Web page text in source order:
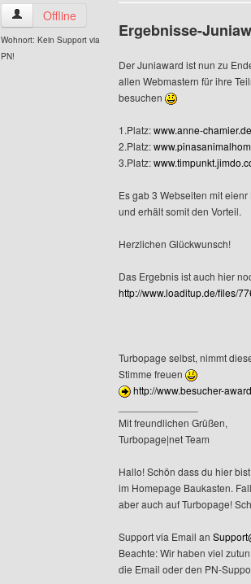
turbopage Benutzer-Profile anzeigen
Offline
Wohnort: Kein Support via
PN!
Ergebnisse-
Der Juniaward ist nun zu
allen Webmastern für ihre
besuchen
1.Platz:www.anne-chamier.de
2.Platz:
3.Platz:
Es gab 3 Webseiten mit
und erhält somit den Vorteil.
Herzlichen Glückwunsch!
Das Ergebnis ist auch hier
http://www.loaditup.de/files/
Turbopage selbst, nimmt
Stimme freuen
http://www.besucher-
Mit freundlichen Grüßen,
Turbopage|net Team
Hallo! Schön dass du hier
im Homepage Baukasten.
aber auch auf Turbopage!
Support via Email an
Beachte: Wir haben viel
die Email oder den PN-